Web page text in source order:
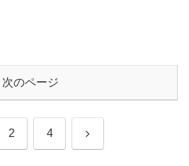
次のページ
2 4 次